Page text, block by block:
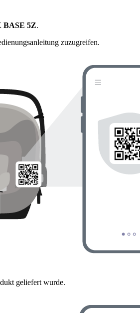
BASE 5Z.
zuzugreifen.
geliefert wurde.